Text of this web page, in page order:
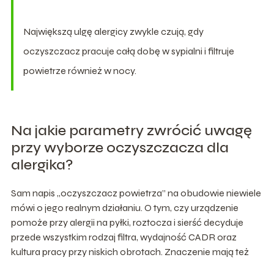
Największą ulgę alergicy zwykle czują, gdy
oczyszczacz pracuje całą dobę w sypialni i filtruje
powietrze również w nocy.
Na jakie parametry zwrócić uwagę
przy wyborze oczyszczacza dla
alergika?
Sam napis „oczyszczacz powietrza” na obudowie niewiele
mówi o jego realnym działaniu. O tym, czy urządzenie
pomoże przy alergii na pyłki, roztocza i sierść decyduje
przede wszystkim rodzaj filtra, wydajność CADR oraz
kultura pracy przy niskich obrotach. Znaczenie mają też